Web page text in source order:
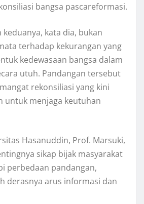
bangsa pascareformasi.
kata dia, bukan
terhadap kekurangan yang
kedewasaan bangsa dalam
utuh. Pandangan tersebut
rekonsiliasi yang kini
untuk menjaga keutuhan
Hasanuddin, Prof. Marsuki,
sikap bijak masyarakat
perbedaan pandangan,
derasnya arus informasi dan